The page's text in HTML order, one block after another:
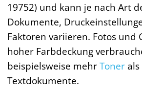
19752) und kann je nach Art
Dokumente,
Faktoren variieren. Fotos und
hoher Farbdeckung
beispielsweise mehrToner als
Textdokumente.